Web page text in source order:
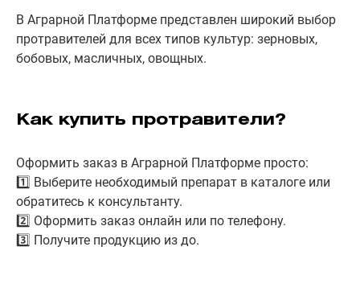
В Аграрной Платформе представлен широкий выбор
протравителей для всех типов культур: зерновых,
бобовых, масличных, овощных.
Как купить протравители?
Оформить заказ в Аграрной Платформе просто:
1️⃣ Выберите необходимый препарат в каталоге или
обратитесь к консультанту.
2️⃣ Оформить заказ онлайн или по телефону.
3️⃣ Получите продукцию из до.